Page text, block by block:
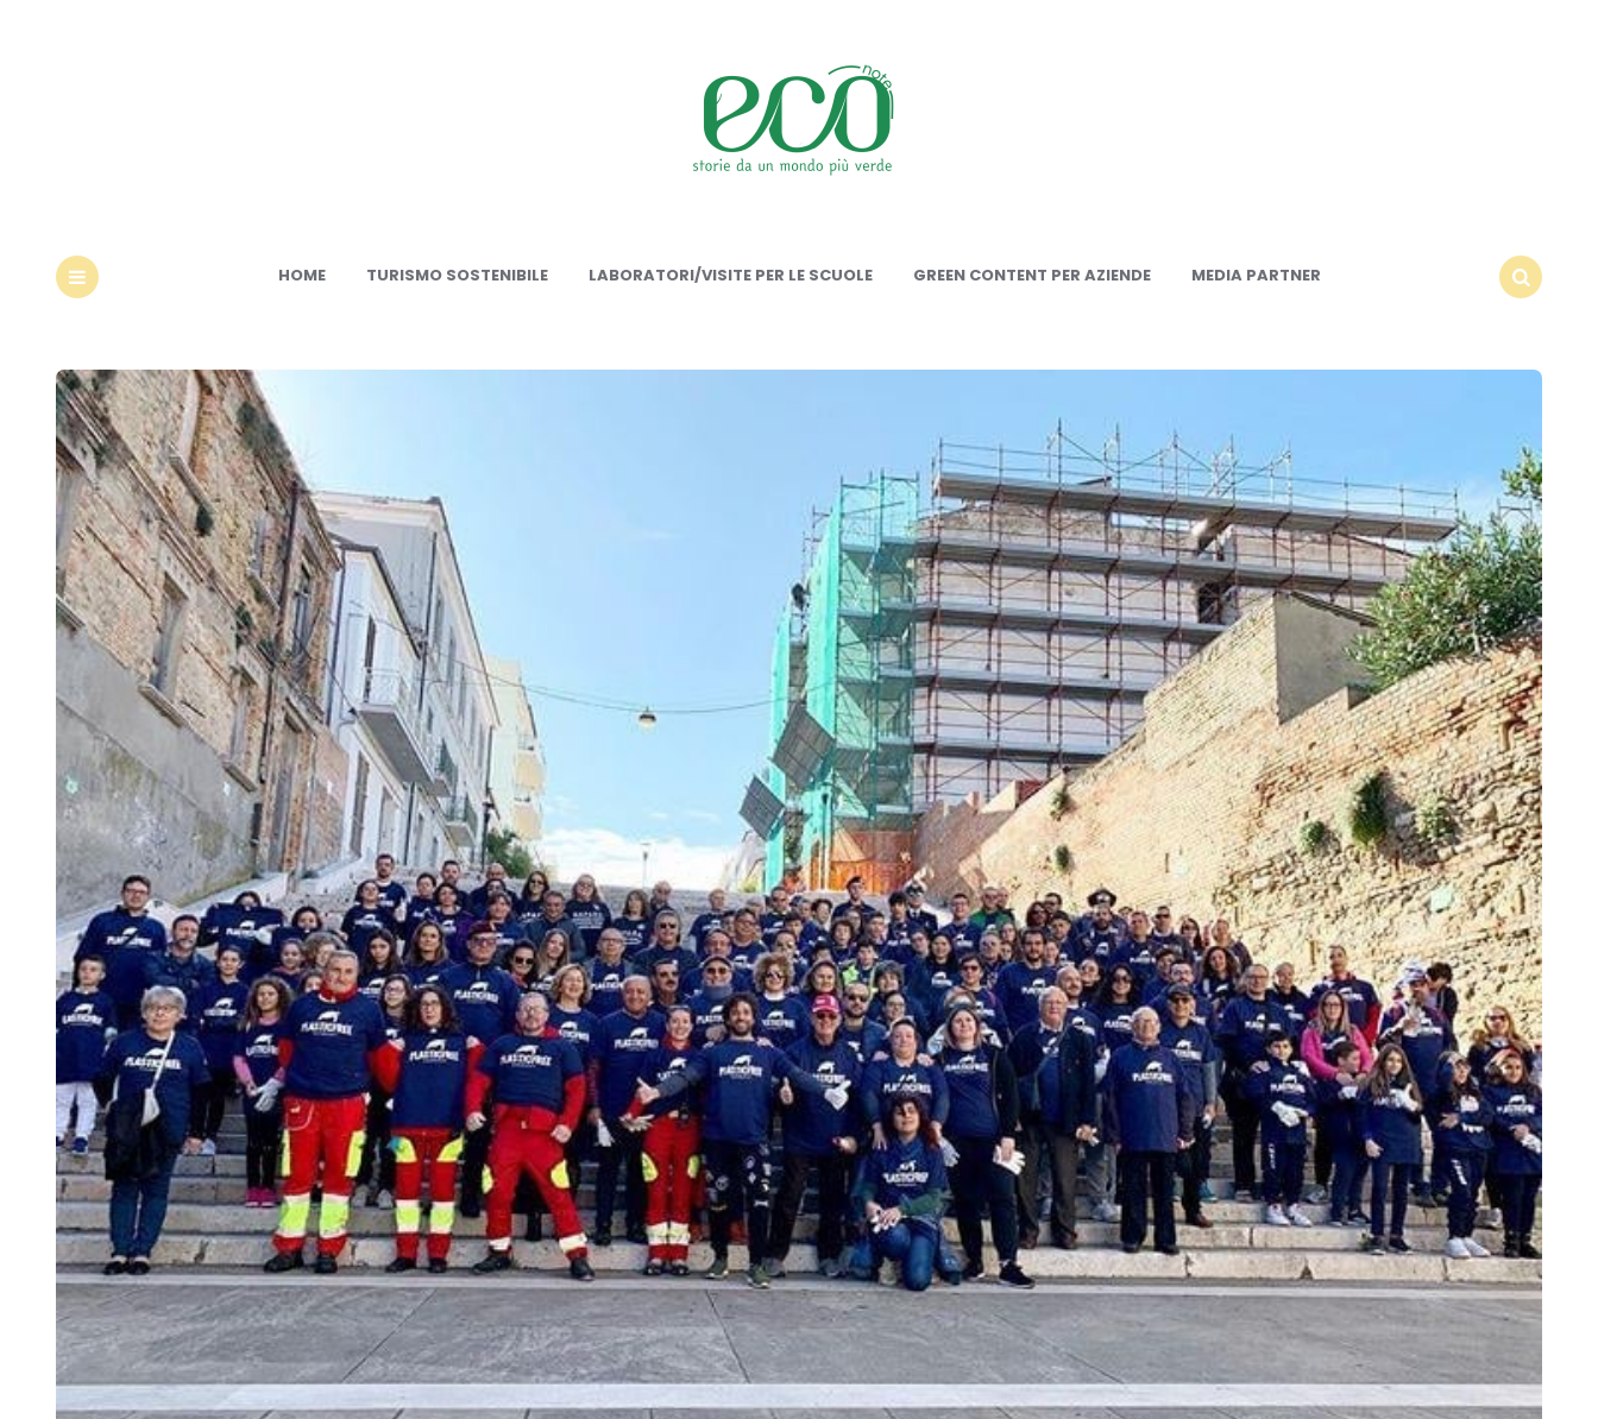
HOME TURISMO SOSTENIBILE LABORATORI/VISITE PER LE SCUOLE GREEN CONTENT PER AZIENDE
MEDIA PARTNER